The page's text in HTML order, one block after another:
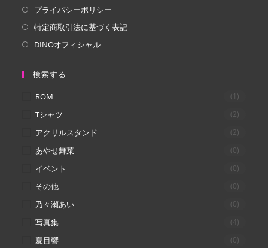
開
く
開
く
プライバシーポリシー
特定商取引法に基づく表記
DINOオフィシャル
検索する
ROM (1)
Tシャツ (2)
アクリルスタンド (2)
あやせ舞菜 (0)
イベント (0)
その他 (0)
乃々瀬あい (0)
写真集 (4)
夏目響 (0)